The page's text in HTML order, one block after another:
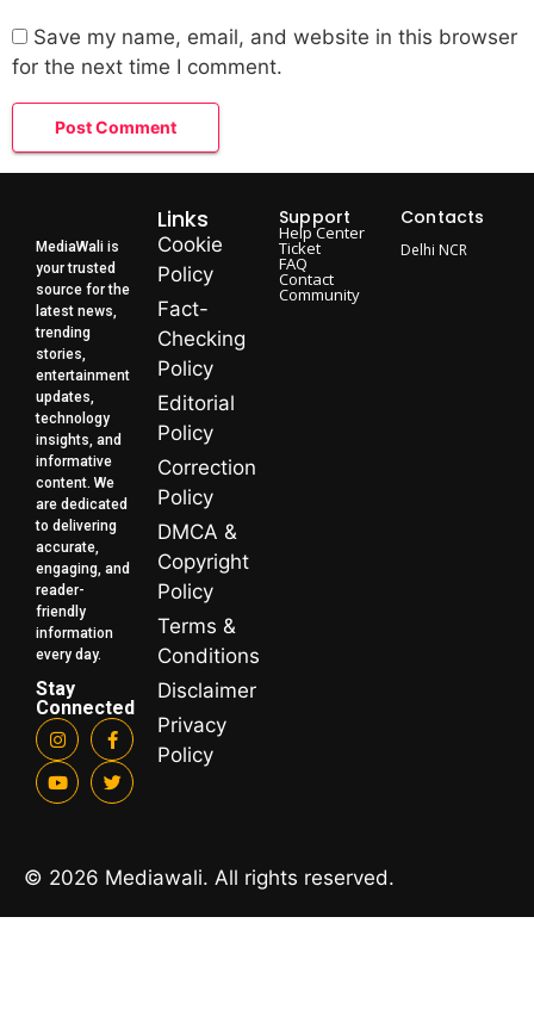
Save my name, email, and website in this browser
for the next time I comment.
MediaWali is
your trusted
source for the
latest news,
trending
stories,
entertainment
updates,
technology
insights, and
informative
content. We
are dedicated
to delivering
accurate,
engaging, and
reader-
friendly
information
every day.
Stay
Connected
Links
Cookie
Policy
Fact-
Checking
Policy
Editorial
Policy
Correction
Policy
DMCA &
Copyright
Policy
Terms &
Conditions
Disclaimer
Privacy
Policy
Support
Help Center
Ticket
FAQ
Contact
Community
Contacts
Delhi NCR
© 2026 Mediawali. All rights reserved.